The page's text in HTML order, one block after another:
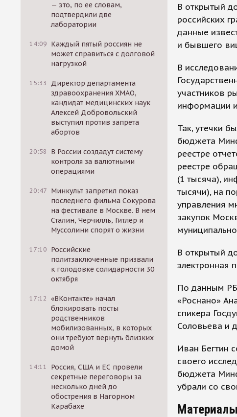
— это, по ее словам,
подтвердили две
лаборатории
14:09 Каждый пятый россиян не
может справиться с долговой
нагрузкой
15:33
Директор департамента
здравоохранения ХМАО,
кандидат медицинских наук
Алексей Добровольский
выступил против запрета
абортов
20:58
В России создадут систему
контроля за валютными
операциями
20:47 Минкульт запретил показ
последнего фильма Сокурова
на фестивале в Москве. В нем
Сталин, Черчилль, Гитлер и
Муссолини спорят о жизни
17:10 Российские
политзаключенные призвали
к голодовке солидарности 30
октября
17:12 «ВКонтакте» начал
блокировать посты
родственников
мобилизованных, в которых
они требуют вернуть близких
домой
14:11
Россия, США и ЕС провели
секретные переговоры за
несколько дней до
обострения в Нагорном
Карабахе
В открытый
российских
данные
и бывшего
В
участников
информации
Так, утечки
бюджета
реестре
реестре
(1 тысяча),
тысячи), на
управления
закупок
В открытый
электронная
По данным
«Роснано»
спикера
Соловьева и
Иван Бегтин
своего
бюджета
убрали со